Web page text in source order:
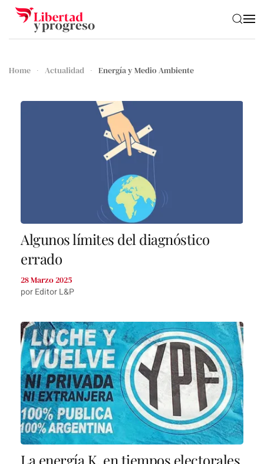
Skip to main content
Home Actualidad Energía y Medio Ambiente
Algunos límites del diagnóstico
errado
28 Marzo 2025
por Editor L&P
La energía K, en tiempos electorales